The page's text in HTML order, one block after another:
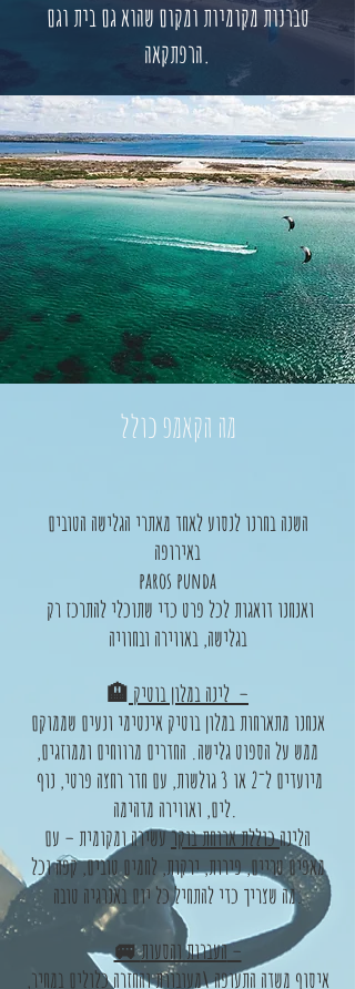
טברנות מקומיות ומקום שהוא גם בית וגם
הרפתקאה.
מה הקאמפ כולל
השנה בחרנו לנסוע לאחד מאתרי הגלישה הטובים
באירופה
paros punda
בגלישה, באווירה ובחוויה
🏨
לינה במלון בוטיק –
אנחנו מתארחות במלון בוטיק אינטימי ונעים שממוקם
ממש על הספוט גלישה. החדרים מרווחים וממוזגים,
מיועדים ל־2 או 3 גולשות, עם חדר רחצה פרטי, נוף
לים, ואווירה מדהימה.
הלינהכוללת ארוחת בוקרעשירה ומקומית – עם
מאפים טריים, פירות, ירקות, לחמים טובים, קפה וכל
מה שצריך כדי להתחיל כל יום באנרגיה טובה.
🚐 העברות והסעות –
איסוף משדה התעופה \מעובורת והחזרה כלולים במחיר,